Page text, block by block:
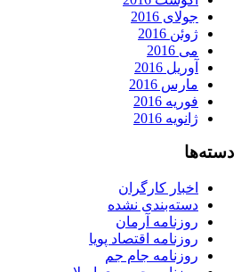
جولای 2016
ژوئن 2016
می 2016
آوریل 2016
مارس 2016
فوریه 2016
ژانویه 2016
دسته‌ها
اخبار کارگران
دسته‌بندی نشده
روزنامه آرمان
روزنامه اقتصاد پویا
روزنامه جام جم